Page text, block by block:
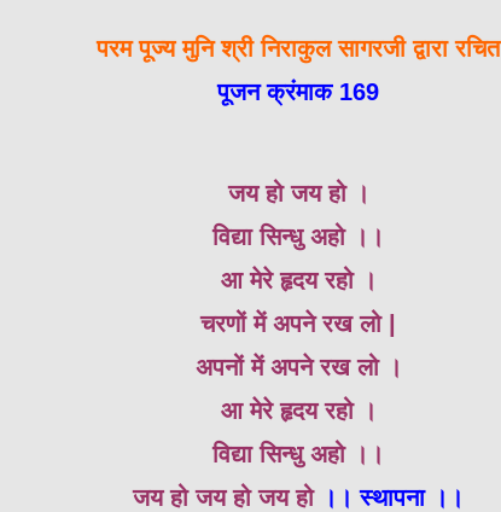
परम पूज्य मुनि श्री निराकुल सागरजी द्वारा रचित
पूजन क्रंमाक 169
जय हो जय हो ।
विद्या सिन्धु अहो ।।
आ मेरे हृदय रहो ।
चरणों में अपने रख लो |
अपनों में अपने रख लो ।
आ मेरे हृदय रहो ।
विद्या सिन्धु अहो ।।
जय हो जय हो जय हो ।। स्थापना ।।